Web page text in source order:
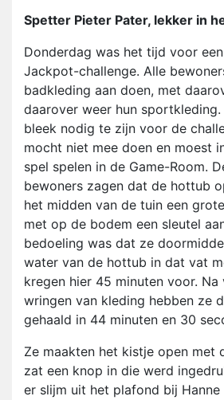
Spetter Pieter Pater, lekker in
Donderdag was het tijd voor
Jackpot-challenge. Alle
badkleding aan doen, met
daarover weer hun
bleek nodig te zijn voor de
mocht niet mee doen en moest
spel spelen in de Game-Room.
bewoners zagen dat de hottub
het midden van de tuin een
met op de bodem een sleutel
bedoeling was dat ze
water van de hottub in dat vat
kregen hier 45 minuten voor. Na
wringen van kleding hebben ze
gehaald in 44 minuten en 30
Ze maakten het kistje open met
zat een knop in die werd
er slijm uit het plafond bij Hanne